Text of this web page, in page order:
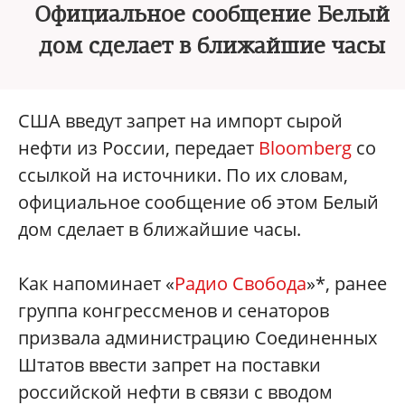
Официальное сообщение Белый
дом сделает в ближайшие часы
США введут запрет на импорт сырой
нефти из России, передает Bloomberg со
ссылкой на источники. По их словам,
официальное сообщение об этом Белый
дом сделает в ближайшие часы.
Как напоминает «Радио Свобода»*, ранее
группа конгрессменов и сенаторов
призвала администрацию Соединенных
Штатов ввести запрет на поставки
российской нефти в связи с вводом